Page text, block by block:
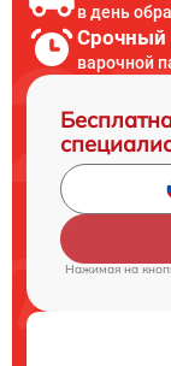
в день
Срочный
варочной
Нажимая на